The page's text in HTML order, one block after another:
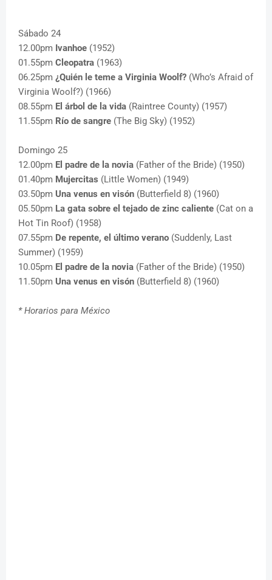
Sábado 24
12.00pm Ivanhoe (1952)
01.55pm Cleopatra (1963)
06.25pm ¿Quién le teme a Virginia Woolf? (Who’s Afraid of
Virginia Woolf?) (1966)
08.55pm El árbol de la vida (Raintree County) (1957)
11.55pm Río de sangre (The Big Sky) (1952)
Domingo 25
12.00pm El padre de la novia (Father of the Bride) (1950)
01.40pm Mujercitas (Little Women) (1949)
03.50pm Una venus en visón (Butterfield 8) (1960)
05.50pm La gata sobre el tejado de zinc caliente (Cat on a
Hot Tin Roof) (1958)
07.55pm De repente, el último verano (Suddenly, Last
Summer) (1959)
10.05pm El padre de la novia (Father of the Bride) (1950)
11.50pm Una venus en visón (Butterfield 8) (1960)
* Horarios para México